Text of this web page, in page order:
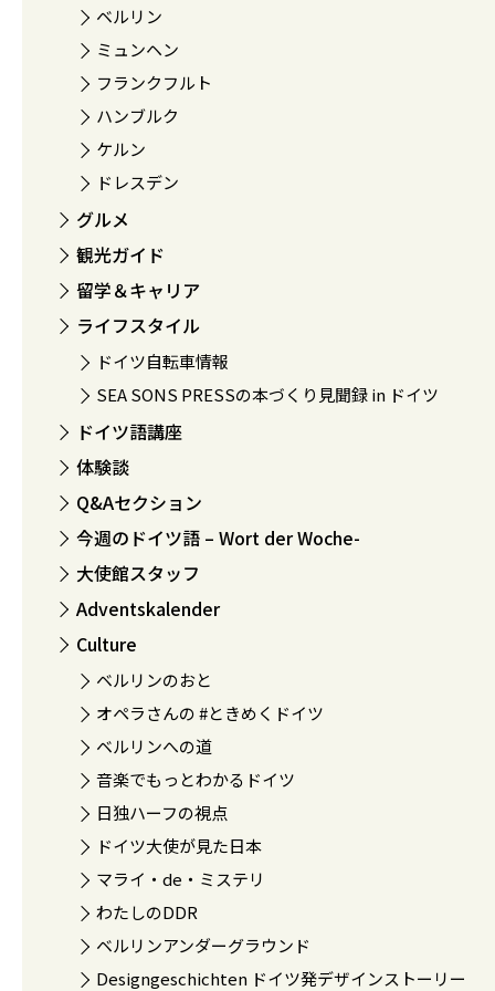
ベルリン
ミュンヘン
フランクフルト
ハンブルク
ケルン
ドレスデン
グルメ
観光ガイド
留学＆キャリア
ライフスタイル
ドイツ自転車情報
SEA SONS PRESSの本づくり見聞録 in ドイツ
ドイツ語講座
体験談
Q&Aセクション
今週のドイツ語 – Wort der Woche-
大使館スタッフ
Adventskalender
Culture
ベルリンのおと
オペラさんの #ときめくドイツ
ベルリンへの道
音楽でもっとわかるドイツ
日独ハーフの視点
ドイツ大使が見た日本
マライ・de・ミステリ
わたしのDDR
ベルリンアンダーグラウンド
Designgeschichten ドイツ発デザインストーリー